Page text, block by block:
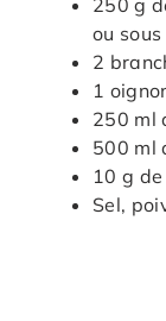
ou
2
1
250 ml
500 ml
10 g
Sel,